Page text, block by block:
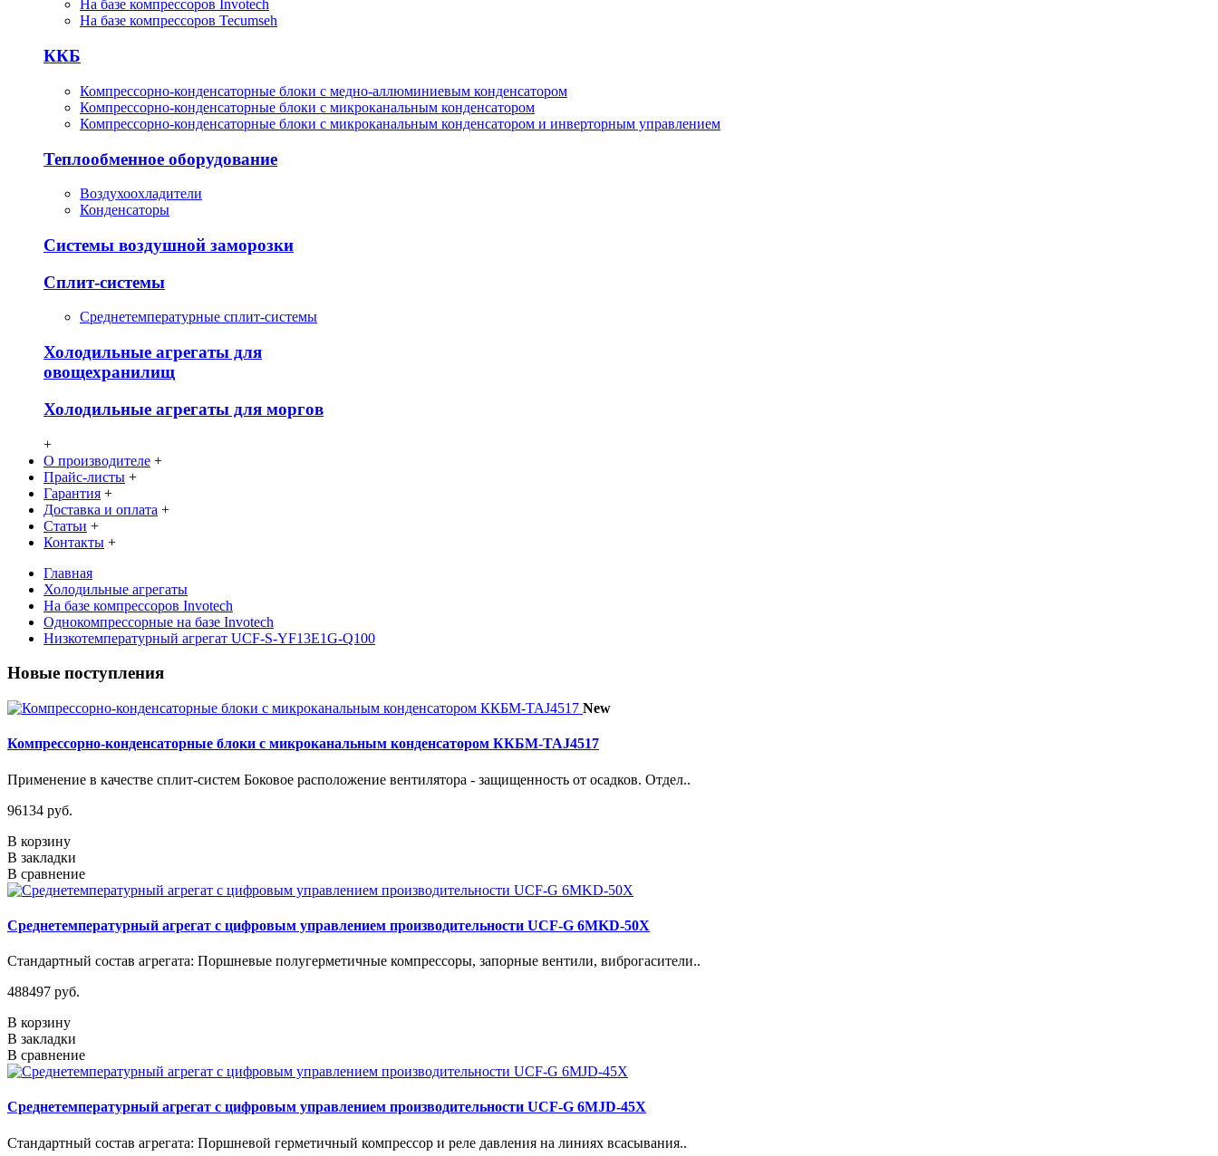
На базе компрессоров Invotech
На базе компрессоров Tecumseh
ККБ
Компрессорно-конденсаторные блоки с медно-аллюминиевым конденсатором
Компрессорно-конденсаторные блоки с микроканальным конденсатором
Компрессорно-конденсаторные блоки с микроканальным конденсатором и инверторным управлением
Теплообменное оборудование
Воздухоохладители
Конденсаторы
Системы воздушной заморозки
Сплит-системы
Среднетемпературные сплит-системы
Холодильные агрегаты для
овощехранилищ
Холодильные агрегаты для моргов
+
О производителе +
Прайс-листы +
Гарантия +
Доставка и оплата +
Статьи +
Контакты +
Главная
Холодильные агрегаты
На базе компрессоров Invotech
Однокомпрессорные на базе Invotech
Низкотемпературный агрегат UCF-S-YF13E1G-Q100
Новые поступления
New
Компрессорно-конденсаторные блоки с микроканальным конденсатором ККБМ-TAJ4517
Применение в качестве сплит-систем Боковое расположение вентилятора - защищенность от осадков. Отдел..
96134 руб.
В корзину
В закладки
В сравнение
Среднетемпературный агрегат с цифровым управлением производительности UCF-G 6MKD-50X
Стандартный состав агрегата: Поршневые полугерметичные компрессоры, запорные вентили, виброгасители..
488497 руб.
В корзину
В закладки
В сравнение
Среднетемпературный агрегат с цифровым управлением производительности UCF-G 6MJD-45X
Стандартный состав агрегата: Поршневой герметичный компрессор и реле давления на линиях всасывания..